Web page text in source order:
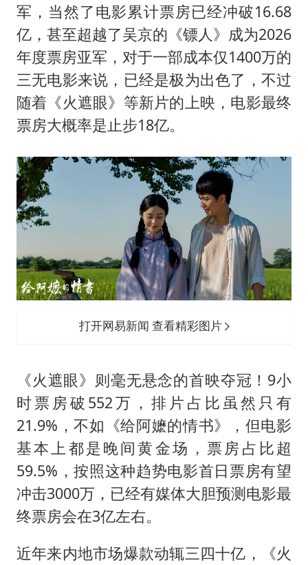
军，当然了电影累计票房已经冲破16.68
亿，甚至超越了吴京的《镖人》成为2026
年度票房亚军，对于一部成本仅1400万的
三无电影来说，已经是极为出色了，不过
随着《火遮眼》等新片的上映，电影最终
票房大概率是止步18亿。
打开网易新闻 查看精彩图片
《火遮眼》则毫无悬念的首映夺冠！9小
时票房破552万，排片占比虽然只有
21.9%，不如《给阿嬷的情书》，但电影
基本上都是晚间黄金场，票房占比超
59.5%，按照这种趋势电影首日票房有望
冲击3000万，已经有媒体大胆预测电影最
终票房会在3亿左右。
近年来内地市场爆款动辄三四十亿，《火